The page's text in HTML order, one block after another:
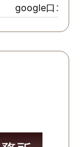
google口コミ